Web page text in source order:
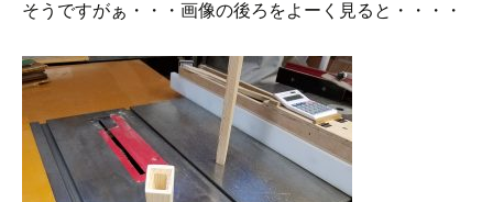
そうですがぁ・・・画像の後ろをよーく見ると・・・・